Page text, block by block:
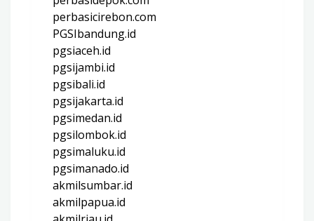
perbasicirebon.com
PGSIbandung.id
pgsiaceh.id
pgsijambi.id
pgsibali.id
pgsijakarta.id
pgsimedan.id
pgsilombok.id
pgsimaluku.id
pgsimanado.id
akmilsumbar.id
akmilpapua.id